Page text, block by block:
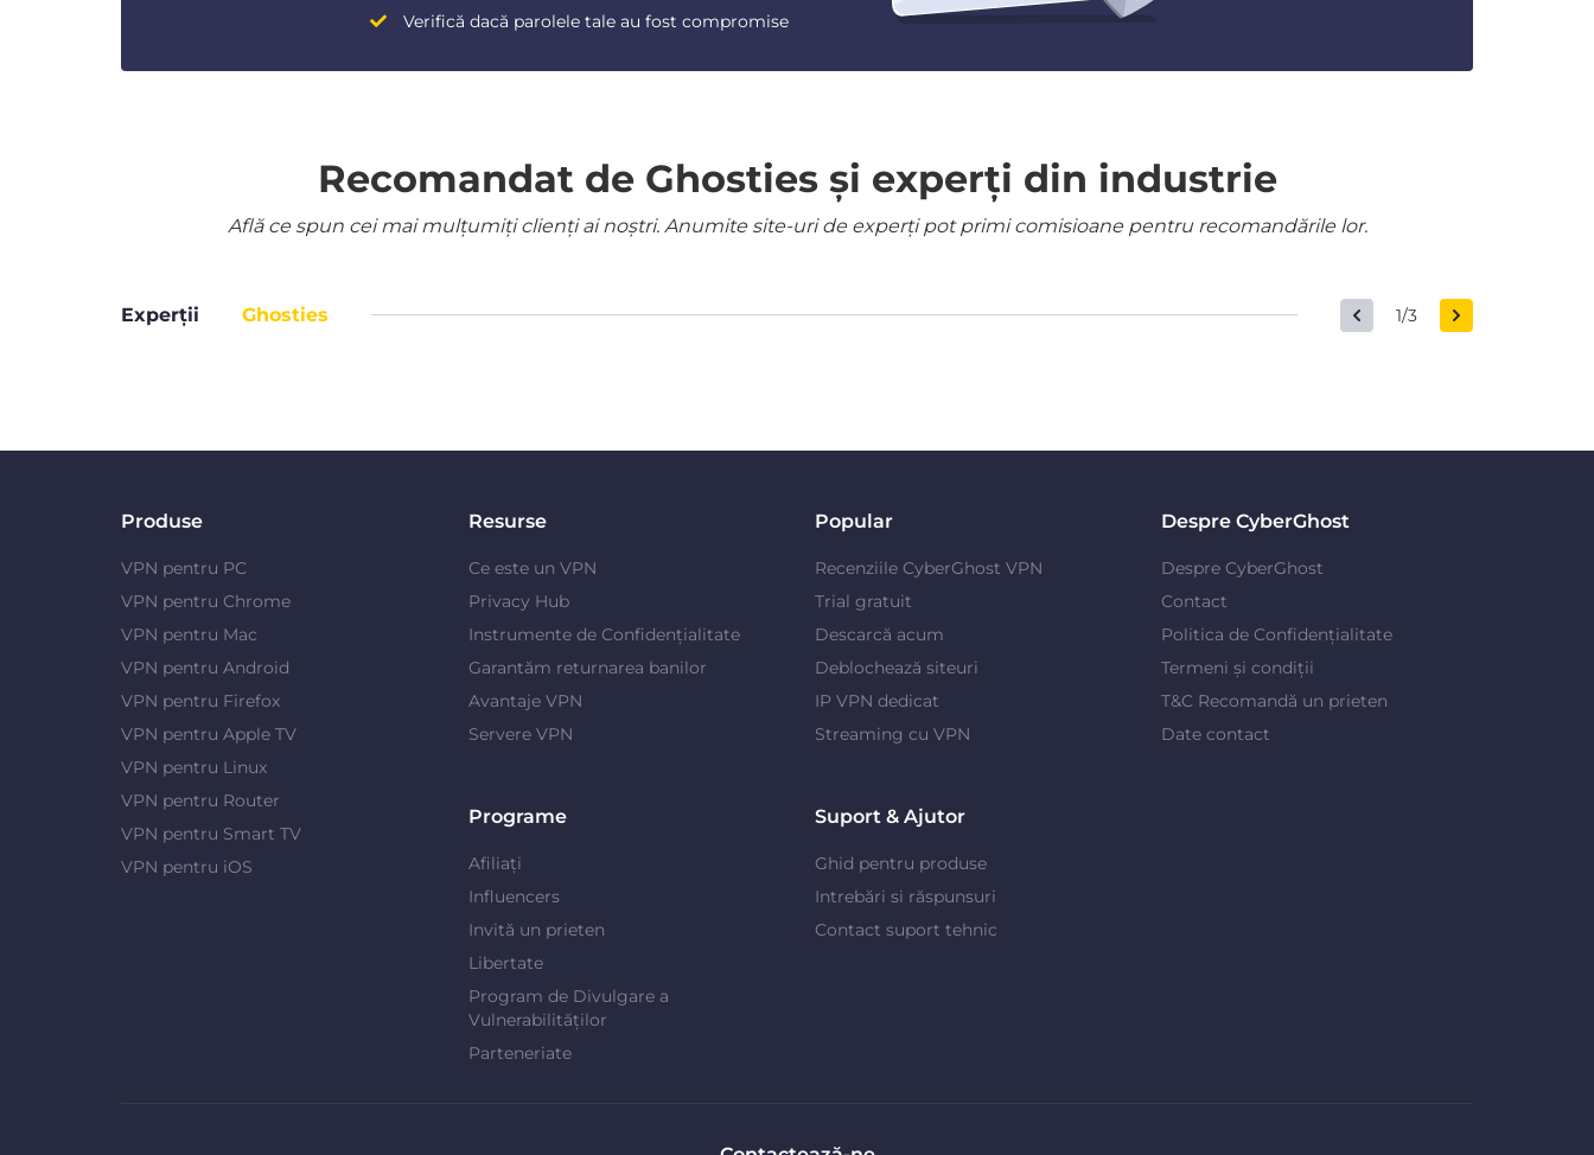
Verifică dacă parolele tale au fost compromise
Recomandat de Ghosties și experți din industrie
Află ce spun cei mai mulțumiți clienți ai noștri. Anumite site-uri de experți pot primi comisioane pentru recomandările lor.
Experții Ghosties 1/3
Produse
VPN pentru PC
VPN pentru Chrome
VPN pentru Mac
VPN pentru Android
VPN pentru Firefox
VPN pentru Apple TV
VPN pentru Linux
VPN pentru Router
VPN pentru Smart TV
VPN pentru iOS
Resurse
Ce este un VPN
Privacy Hub
Instrumente de Confidențialitate
Garantăm returnarea banilor
Avantaje VPN
Servere VPN
Popular
Recenziile CyberGhost VPN
Trial gratuit
Descarcă acum
Deblochează siteuri
IP VPN dedicat
Streaming cu VPN
Despre CyberGhost
Despre CyberGhost
Contact
Politica de Confidențialitate
Termeni și condiții
T&C Recomandă un prieten
Date contact
Programe
Afiliați
Influencers
Invită un prieten
Libertate
Program de Divulgare a
Vulnerabilităților
Parteneriate
Suport & Ajutor
Ghid pentru produse
Intrebări si răspunsuri
Contact suport tehnic